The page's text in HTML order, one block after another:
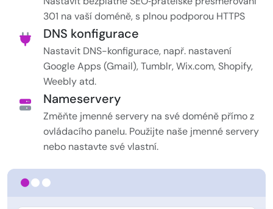
301 na vaší doméně, s plnou podporou HTTPS
DNS konfigurace
Nastavit DNS-konfigurace, např. nastavení
Google Apps (Gmail), Tumblr, Wix.com, Shopify,
Weebly atd.
Nameservery
Změňte jmenné servery na své doméně přímo z
ovládacího panelu. Použijte naše jmenné servery
nebo nastavte své vlastní.